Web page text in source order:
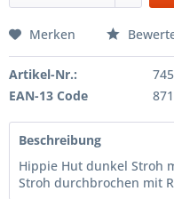
Merken
Artikel-Nr.:
EAN-13 Code
Beschreibung
Hippie Hut dunkel Stroh
Stroh durchbrochen mit